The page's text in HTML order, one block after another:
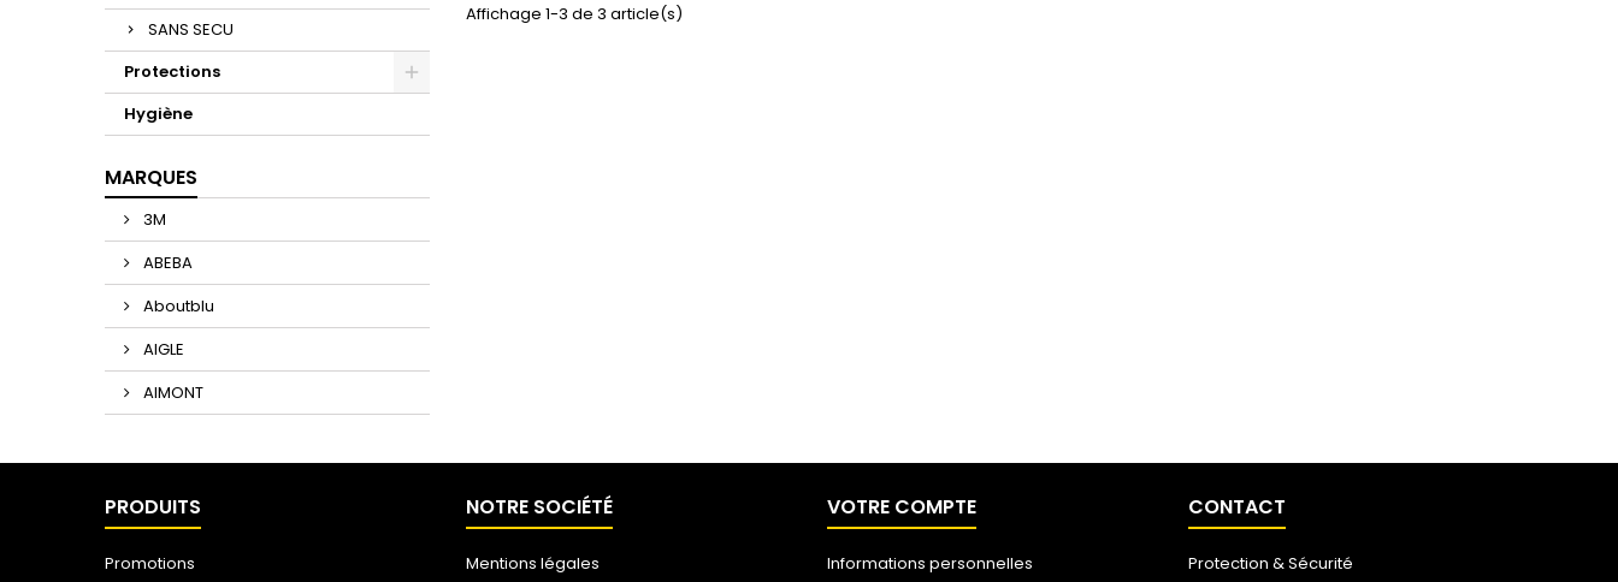
SANS SECU
Protections
Hygiène
MARQUES
3M
ABEBA
Aboutblu
AIGLE
AIMONT
Affichage 1-3 de 3 article(s)
PRODUITS
Promotions
NOTRE SOCIÉTÉ
Mentions légales
VOTRE COMPTE
Informations personnelles
CONTACT
Protection & Sécurité